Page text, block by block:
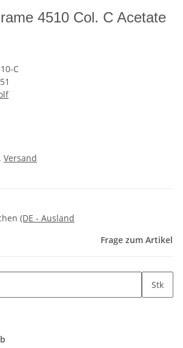
4510 Col. C Acetate
C
Versand
(DE - Ausland
Frage zum Artikel
Stk